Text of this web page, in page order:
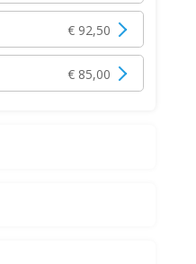
€ 92,50
€ 85,00